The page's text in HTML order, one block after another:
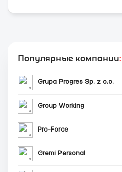
Популярные компании:
Grupa Progres Sp. z o.o.
Group Working
Pro-Force
Gremi Personal